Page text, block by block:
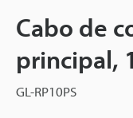
Cabo de
principal,
GL-RP10PS